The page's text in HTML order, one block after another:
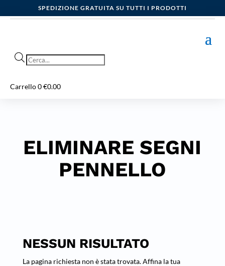
SPEDIZIONE GRATUITA SU TUTTI I PRODOTTI
Products
Carrello0€0.00
ELIMINARE SEGNI
PENNELLO
NESSUN RISULTATO
La pagina richiesta non è stata trovata. Affina la tua